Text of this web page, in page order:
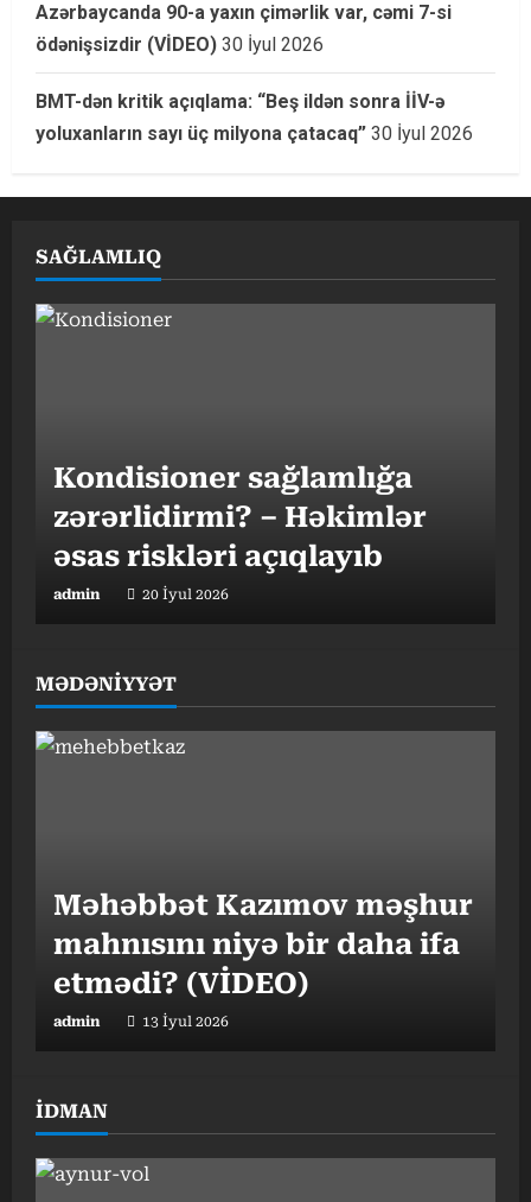
Azərbaycanda 90-a yaxın çimərlik var, cəmi 7-si
ödənişsizdir (VİDEO) 30 İyul 2026
BMT-dən kritik açıqlama: “Beş ildən sonra İİV-ə
yoluxanların sayı üç milyona çatacaq” 30 İyul 2026
SAĞLAMLIQ
Kondisioner sağlamlığa
zərərlidirmi? – Həkimlər
əsas riskləri açıqlayıb
admin 20 İyul 2026
Gündəlik 10 min addım
admin 17 İyul 2026
Nə pəhriz, nə də idman:
Alimlər ömrü uzadan
MƏDƏNİYYƏT
Məhəbbət Kazımov məşhur
mahnısını niyə bir daha ifa
etmədi? (VİDEO)
admin 13 İyul 2026
“Ey ana məskənim, gözəl
İDMAN